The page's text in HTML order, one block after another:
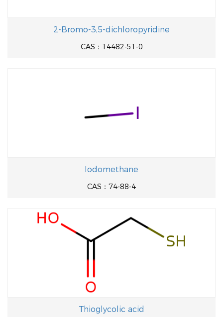
2-Bromo-3,5-dichloropyridine
CAS：14482-51-0
Iodomethane
CAS：74-88-4
Thioglycolic acid